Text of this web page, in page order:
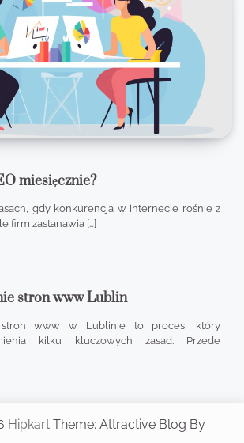
miesięcznie?
gdy konkurencja w internecie rośnie z
firm zastanawia […]
stron www Lublin
stron www w Lublinie to proces, który
kilku kluczowych zasad. Przede
Hipkart Theme: Attractive Blog By